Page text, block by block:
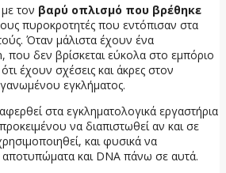
τον βαρύ οπλισμό που βρέθηκε
πυροκροτητές που εντόπισαν στα
Όταν μάλιστα έχουν ένα
δεν βρίσκεται εύκολα στο εμπόριο
έχουν σχέσεις και άκρες στον
εγκλήματος.
στα εγκληματολογικά εργαστήρια
να διαπιστωθεί αν και σε
και φυσικά να
αποτυπώματα και DNA πάνω σε αυτά.